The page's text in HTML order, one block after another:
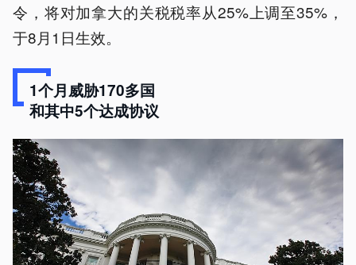
令，将对加拿大的关税税率从25%上调至35%，
于8月1日生效。
1个月威胁170多国
和其中5个达成协议